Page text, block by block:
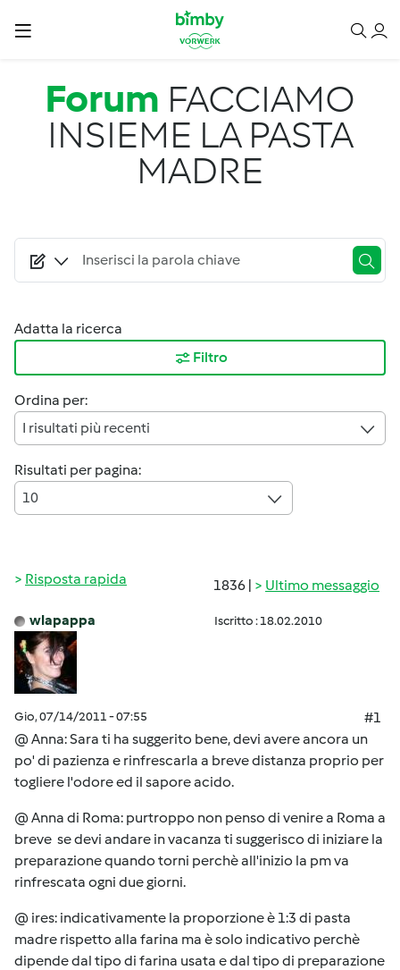
Salta al contenuto principale
Forum FACCIAMO
INSIEME LA PASTA
MADRE
Adatta la ricerca
Filtro
Ordina per:
I risultati più recenti
Risultati per pagina:
10
1836 | Ultimo messaggio
Risposta rapida
wlapappa Iscritto : 18.02.2010
Gio, 07/14/2011 - 07:55
#1
@ Anna: Sara ti ha suggerito bene, devi avere ancora un
po' di pazienza e rinfrescarla a breve distanza proprio per
togliere l'odore ed il sapore acido.
@ Anna di Roma: purtroppo non penso di venire a Roma a
breve se devi andare in vacanza ti suggerisco di iniziare la
preparazione quando torni perchè all'inizio la pm va
rinfrescata ogni due giorni.
@ ires: indicativamente la proporzione è 1:3 di pasta
madre rispetto alla farina ma è solo indicativo perchè
dipende dal tipo di farina usata e dal tipo di preparazione